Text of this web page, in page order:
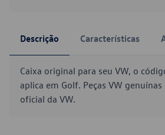
Descrição Características
Caixa original para seu VW, o
aplica em Golf. Peças VW
oficial da VW.